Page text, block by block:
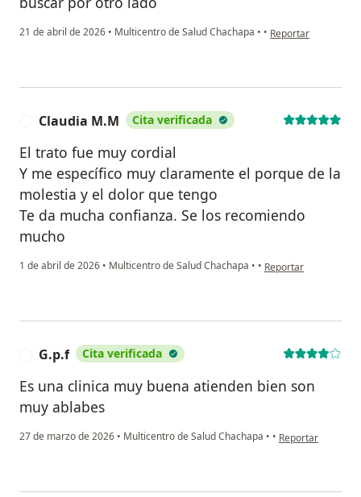
21 de abril de 2026 • Multicentro de Salud Chachapa • • en opinión del
Reportar
Claudia M.M Cita verificada
El trato fue muy cordial
Y me específico muy claramente el porque de la
molestia y el dolor que tengo
Te da mucha confianza. Se los recomiendo
mucho
1 de abril de 2026 • Multicentro de Salud Chachapa • • en opinión del
Reportar
G.p.f Cita verificada
Es una clinica muy buena atienden bien son
muy ablabes
27 de marzo de 2026 • Multicentro de Salud Chachapa • • en opinión del
Reportar